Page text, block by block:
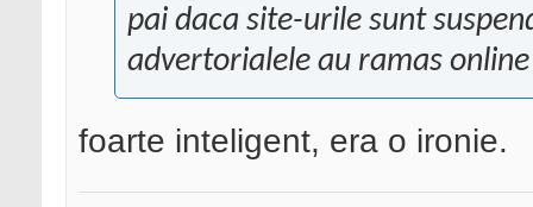
pai daca site-urile sunt
advertorialele au ramas
foarte inteligent, era o ironie.